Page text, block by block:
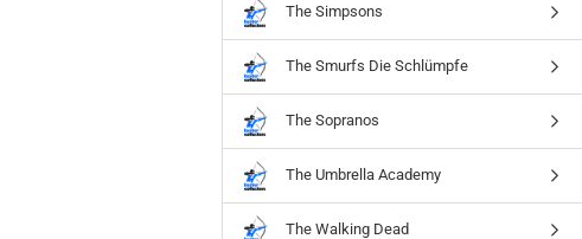
The Simpsons
The Smurfs Die Schlümpfe
The Sopranos
The Umbrella Academy
The Walking Dead